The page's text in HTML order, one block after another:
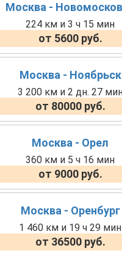
Москва -
224 км и 3 ч 15 мин
от 5600 руб.
Москва - Ноябрьск
3 200 км и 2 дн. 27
от 80000 руб.
Москва - Орел
360 км и 5 ч 16 мин
от 9000 руб.
Москва - Оренбург
1 460 км и 19 ч 29 мин
от 36500 руб.